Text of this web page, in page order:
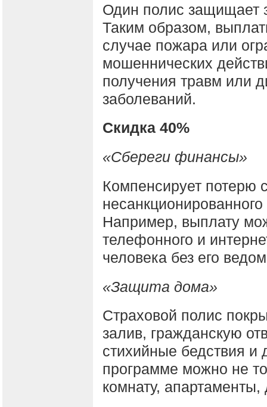
Один полис защищает
Таким образом,
случае пожара или
мошеннических
получения травм или
заболеваний.
Скидка 40%
«Сбереги финансы»
Компенсирует потерю
Например, выплату
телефонного и
человека без его
«Защита дома»
Страховой полис
залив, гражданскую
стихийные бедствия и
программе можно не
комнату, апартаменты,